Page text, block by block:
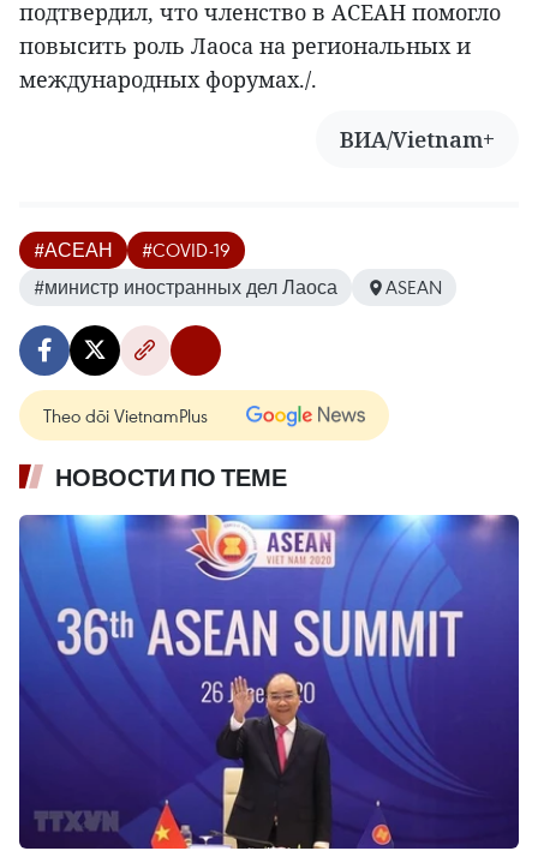
подтвердил, что членство в АСЕАН помогло
повысить роль Лаоса на региональных и
международных форумах./.
ВИА/Vietnam+
#АСЕАН
#COVID-19
#министр иностранных дел Лаоса
ASEAN
Theo dõi VietnamPlus
НОВОСТИ ПО ТЕМЕ